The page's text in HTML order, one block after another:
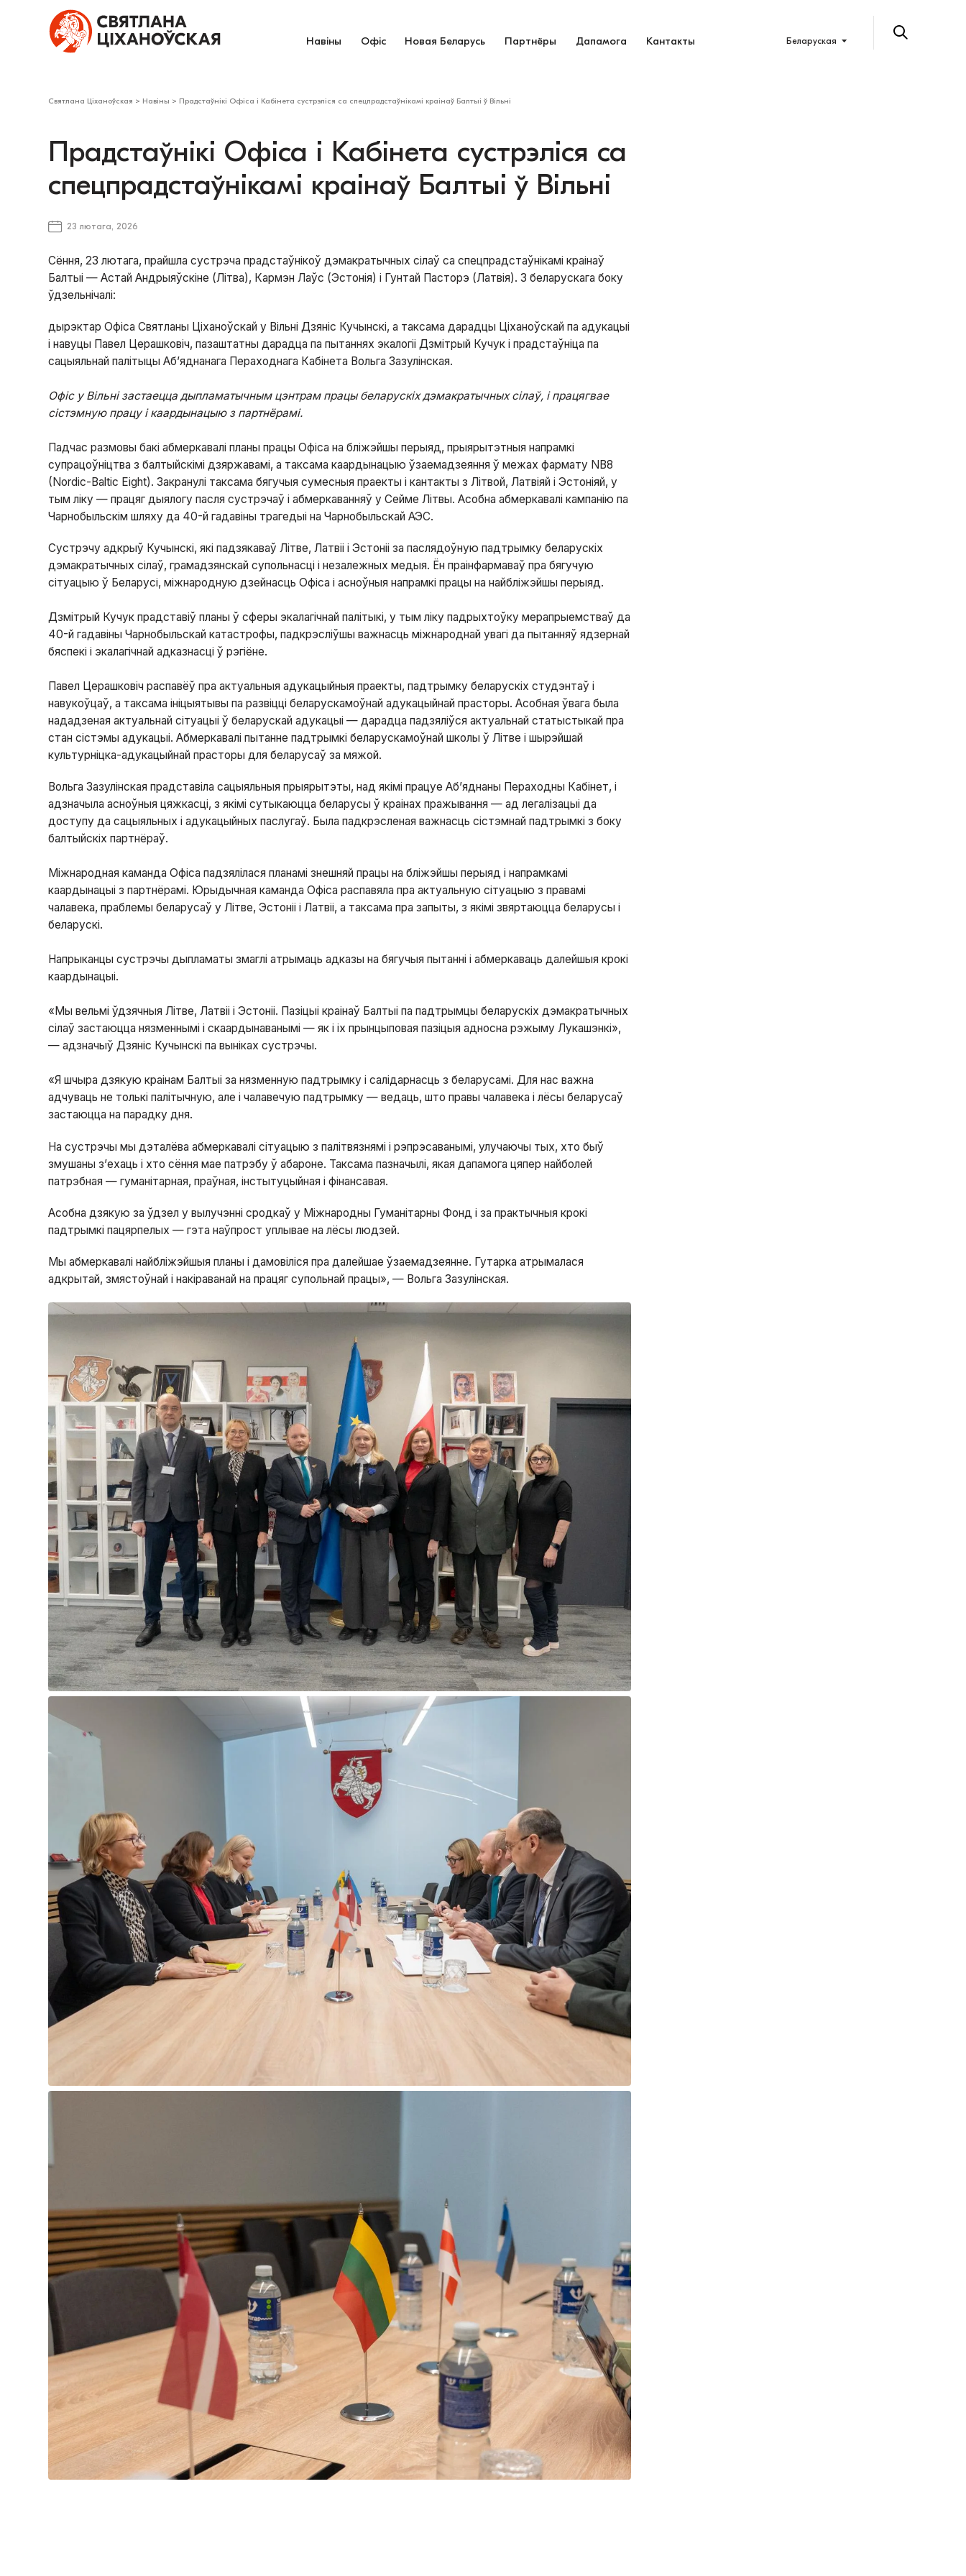
Навіны Офіс Новая Беларусь Партнёры Дапамога Кантакты Беларуская
Святлана Ціханоўская > Навіны > Прадстаўнікі Офіса і Кабінета сустрэліся са спецпрадстаўнікамі краінаў Балтыі ў Вільні
Прадстаўнікі Офіса і Кабінета сустрэліся са
спецпрадстаўнікамі краінаў Балтыі ў Вільні
23 лютага, 2026
Сёння, 23 лютага, прайшла сустрэча прадстаўнікоў дэмакратычных сілаў са спецпрадстаўнікамі краінаў
Балтыі — Астай Андрыяўскіне (Літва), Кармэн Лаўс (Эстонія) і Гунтай Пасторэ (Латвія). З беларускага боку
ўдзельнічалі:
дырэктар Офіса Святланы Ціханоўскай у Вільні Дзяніс Кучынскі, а таксама дарадцы Ціханоўскай па адукацыі
і навуцы Павел Церашковіч, пазаштатны дарадца па пытаннях экалогіі Дзмітрый Кучук і прадстаўніца па
сацыяльнай палітыцы Аб’яднанага Пераходнага Кабінета Вольга Зазулінская.
Офіс у Вільні застаецца дыпламатычным цэнтрам працы беларускіх дэмакратычных сілаў, і працягвае
сістэмную працу і каардынацыю з партнёрамі.
Падчас размовы бакі абмеркавалі планы працы Офіса на бліжэйшы перыяд, прыярытэтныя напрамкі
супрацоўніцтва з балтыйскімі дзяржавамі, а таксама каардынацыю ўзаемадзеяння ў межах фармату NB8
(Nordic-Baltic Eight). Закранулі таксама бягучыя сумесныя праекты і кантакты з Літвой, Латвіяй і Эстоніяй, у
тым ліку — працяг дыялогу пасля сустрэчаў і абмеркаванняў у Сейме Літвы. Асобна абмеркавалі кампанію па
Чарнобыльскім шляху да 40-й гадавіны трагедыі на Чарнобыльскай АЭС.
Сустрэчу адкрыў Кучынскі, які падзякаваў Літве, Латвіі і Эстоніі за паслядоўную падтрымку беларускіх
дэмакратычных сілаў, грамадзянскай супольнасці і незалежных медыя. Ён праінфармаваў пра бягучую
сітуацыю ў Беларусі, міжнародную дзейнасць Офіса і асноўныя напрамкі працы на найбліжэйшы перыяд.
Дзмітрый Кучук прадставіў планы ў сферы экалагічнай палітыкі, у тым ліку падрыхтоўку мерапрыемстваў да
40-й гадавіны Чарнобыльскай катастрофы, падкрэсліўшы важнасць міжнароднай увагі да пытанняў ядзернай
бяспекі і экалагічнай адказнасці ў рэгіёне.
Павел Церашковіч распавёў пра актуальныя адукацыйныя праекты, падтрымку беларускіх студэнтаў і
навукоўцаў, а таксама ініцыятывы па развіцці беларускамоўнай адукацыйнай прасторы. Асобная ўвага была
нададзеная актуальнай сітуацыі ў беларускай адукацыі — дарадца падзяліўся актуальнай статыстыкай пра
стан сістэмы адукацыі. Абмеркавалі пытанне падтрымкі беларускамоўнай школы ў Літве і шырэйшай
культурніцка-адукацыйнай прасторы для беларусаў за мяжой.
Вольга Зазулінская прадставіла сацыяльныя прыярытэты, над якімі працуе Аб’яднаны Пераходны Кабінет, і
адзначыла асноўныя цяжкасці, з якімі сутыкаюцца беларусы ў краінах пражывання — ад легалізацыі да
доступу да сацыяльных і адукацыйных паслугаў. Была падкрэсленая важнасць сістэмнай падтрымкі з боку
балтыйскіх партнёраў.
Міжнародная каманда Офіса падзялілася планамі знешняй працы на бліжэйшы перыяд і напрамкамі
каардынацыі з партнёрамі. Юрыдычная каманда Офіса распавяла пра актуальную сітуацыю з правамі
чалавека, праблемы беларусаў у Літве, Эстоніі і Латвіі, а таксама пра запыты, з якімі звяртаюцца беларусы і
беларускі.
Напрыканцы сустрэчы дыпламаты змаглі атрымаць адказы на бягучыя пытанні і абмеркаваць далейшыя крокі
каардынацыі.
«Мы вельмі ўдзячныя Літве, Латвіі і Эстоніі. Пазіцыі краінаў Балтыі па падтрымцы беларускіх дэмакратычных
сілаў застаюцца нязменнымі і скаардынаванымі — як і іх прынцыповая пазіцыя адносна рэжыму Лукашэнкі»,
— адзначыў Дзяніс Кучынскі па выніках сустрэчы.
«Я шчыра дзякую краінам Балтыі за нязменную падтрымку і салідарнасць з беларусамі. Для нас важна
адчуваць не толькі палітычную, але і чалавечую падтрымку — ведаць, што правы чалавека і лёсы беларусаў
застаюцца на парадку дня.
На сустрэчы мы дэталёва абмеркавалі сітуацыю з палітвязнямі і рэпрэсаванымі, улучаючы тых, хто быў
змушаны з’ехаць і хто сёння мае патрэбу ў абароне. Таксама пазначылі, якая дапамога цяпер найболей
патрэбная — гуманітарная, праўная, інстытуцыйная і фінансавая.
Асобна дзякую за ўдзел у вылучэнні сродкаў у Міжнародны Гуманітарны Фонд і за практычныя крокі
падтрымкі пацярпелых — гэта наўпрост уплывае на лёсы людзей.
Мы абмеркавалі найбліжэйшыя планы і дамовіліся пра далейшае ўзаемадзеянне. Гутарка атрымалася
адкрытай, змястоўнай і накіраванай на працяг супольнай працы», — Вольга Зазулінская.